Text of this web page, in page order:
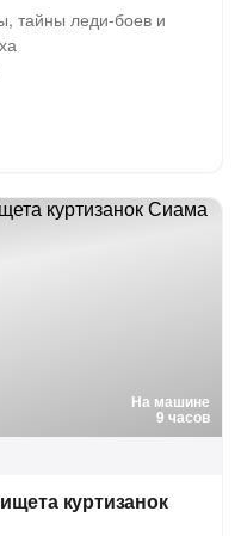
тайны леди-боев и
На машине
9 часов
куртизанок